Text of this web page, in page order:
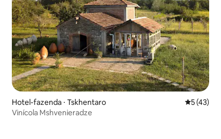
Hotel-fazenda ⋅ Tskhentaro 5 de uma
5 (43)
Vinícola Mshvenieradze